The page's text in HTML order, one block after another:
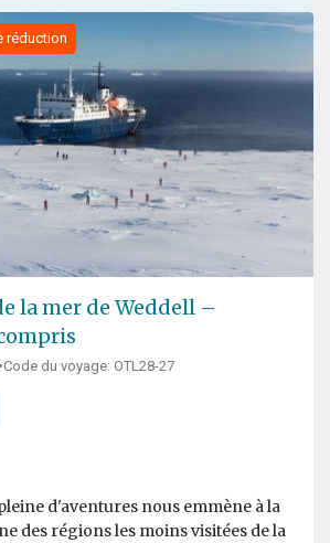
réduction
la mer de Weddell –
•Code du voyage: OTL28-27
d'aventures nous emmène à la
des régions les moins visitées de la